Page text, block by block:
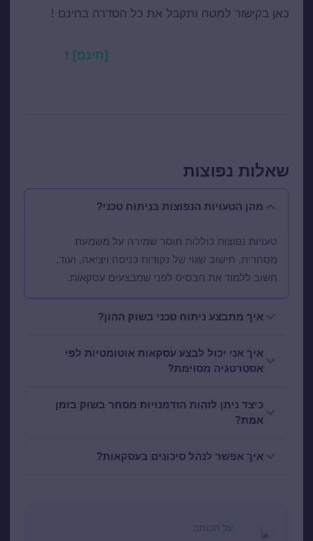
כאן בקישור למטה ותקבל את כל הסדרה בחינם !
[חינם] !
שאלות נפוצות
מהן הטעויות הנפוצות בניתוח טכני?
טעויות נפוצות כוללות חוסר שמירה על משמעת
מסחרית, חישוב שגוי של נקודות כניסה ויציאה, ועוד.
חשוב ללמוד את הבסיס לפני שמבצעים עסקאות.
איך מתבצע ניתוח טכני בשוק ההון?
איך אני יכול לבצע עסקאות אוטומטיות לפי
אסטרטגיה מסוימת?
כיצד ניתן לזהות הזדמנויות מסחר בשוק בזמן
אמת?
איך אפשר לנהל סיכונים בעסקאות?
על הכותב